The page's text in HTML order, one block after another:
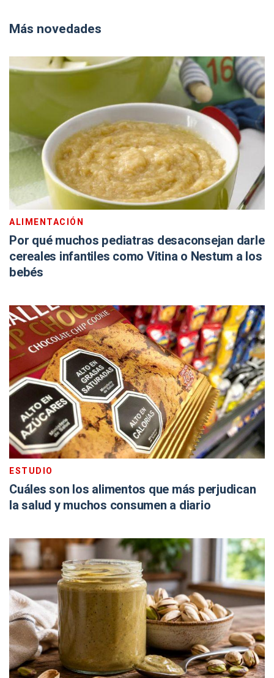
Más novedades
ALIMENTACIÓN
Por qué muchos pediatras desaconsejan darle
cereales infantiles como Vitina o Nestum a los
bebés
ESTUDIO
Cuáles son los alimentos que más perjudican
la salud y muchos consumen a diario